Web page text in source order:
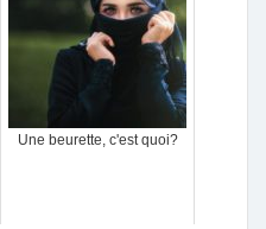
Une beurette, c'est quoi?